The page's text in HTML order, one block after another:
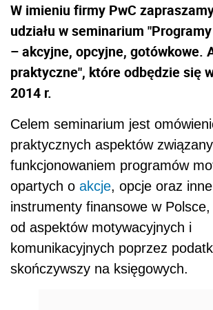
W imieniu firmy PwC
udziału w seminarium
– akcyjne, opcyjne, gotówkowe.
praktyczne", które odbędzie się
2014 r.
Celem seminarium jest
praktycznych aspektów
funkcjonowaniem programów
opartych o akcje, opcje oraz
instrumenty finansowe w
od aspektów motywacyjnych i
komunikacyjnych poprzez
skończywszy na księgowych.